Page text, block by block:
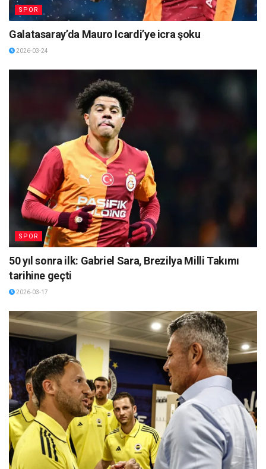
SPOR
Galatasaray’da Mauro Icardi’ye icra şoku
2026-03-24
SPOR
50 yıl sonra ilk: Gabriel Sara, Brezilya Milli Takımı
tarihine geçti
2026-03-17